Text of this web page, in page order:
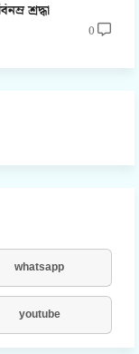
শ্রদ্ধা
0
whatsapp
youtube